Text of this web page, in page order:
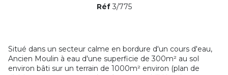
Réf3/775
Situé dans un secteur calme en bordure d'un cours d'eau,
Ancien Moulin à eau d'une superficie de 300m² au sol
environ bâti sur un terrain de 1000m² environ (plan de